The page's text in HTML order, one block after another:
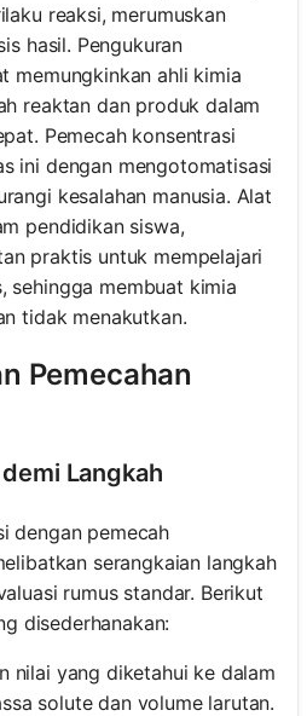
reaksi, merumuskan
hasil. Pengukuran
memungkinkan ahli kimia
reaktan dan produk dalam
Pemecah konsentrasi
ini dengan mengotomatisasi
kesalahan manusia. Alat
pendidikan siswa,
praktis untuk mempelajari
sehingga membuat kimia
tidak menakutkan.
Pemecahan
Langkah
dengan pemecah
serangkaian langkah
rumus standar. Berikut
disederhanakan:
nilai yang diketahui ke dalam
solute dan volume larutan.